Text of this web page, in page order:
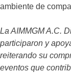
ambiente de
La AIMMGM A.C.
participaron y
reiterando su
eventos que